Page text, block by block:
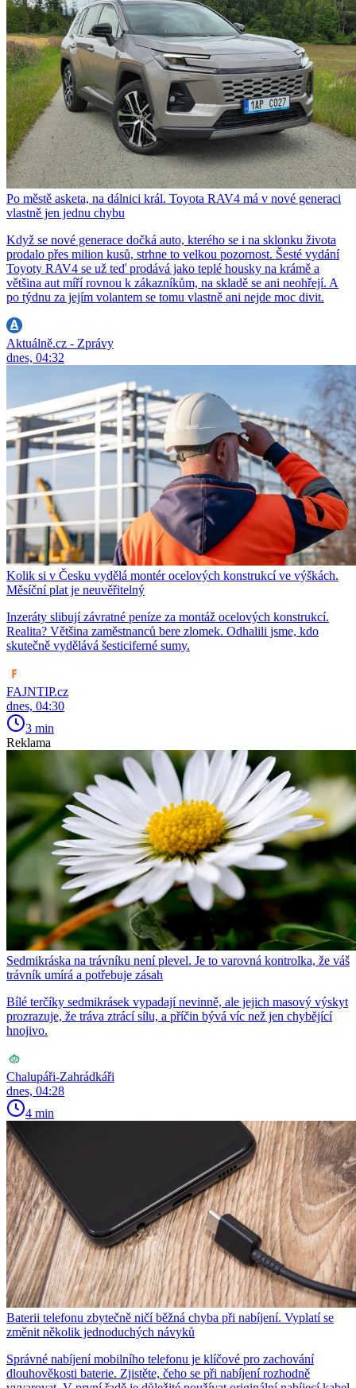
Po městě asketa, na dálnici král. Toyota RAV4 má v nové generaci
vlastně jen jednu chybu
Když se nové generace dočká auto, kterého se i na sklonku života
prodalo přes milion kusů, strhne to velkou pozornost. Šesté vydání
Toyoty RAV4 se už teď prodává jako teplé housky na krámě a
většina aut míří rovnou k zákazníkům, na skladě se ani neohřejí. A
po týdnu za jejím volantem se tomu vlastně ani nejde moc divit.
Aktuálně.cz - Zprávy
dnes, 04:32
Kolik si v Česku vydělá montér ocelových konstrukcí ve výškách.
Měsíční plat je neuvěřitelný
Inzeráty slibují závratné peníze za montáž ocelových konstrukcí.
Realita? Většina zaměstnanců bere zlomek. Odhalili jsme, kdo
skutečně vydělává šesticiferné sumy.
FAJNTIP.cz
dnes, 04:30
3 min
Reklama
Sedmikráska na trávníku není plevel. Je to varovná kontrolka, že váš
trávník umírá a potřebuje zásah
Bílé terčíky sedmikrásek vypadají nevinně, ale jejich masový výskyt
prozrazuje, že tráva ztrácí sílu, a příčin bývá víc než jen chybějící
hnojivo.
Chalupáři-Zahrádkáři
dnes, 04:28
4 min
Baterii telefonu zbytečně ničí běžná chyba při nabíjení. Vyplatí se
změnit několik jednoduchých návyků
Správné nabíjení mobilního telefonu je klíčové pro zachování
dlouhověkosti baterie. Zjistěte, čeho se při nabíjení rozhodně